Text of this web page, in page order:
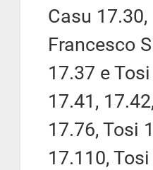
Casu
Francesco
17.37 e
17.41,
17.76, Tosi
17.110,